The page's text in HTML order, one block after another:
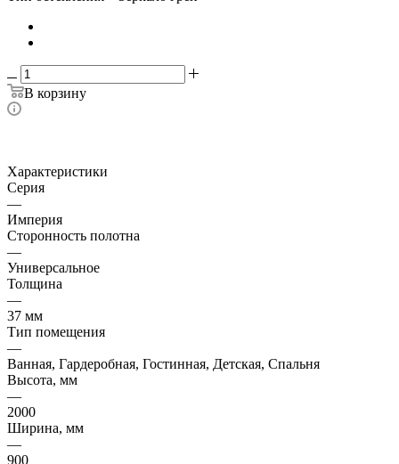
В корзину
Характеристики
Серия
—
Империя
Сторонность полотна
—
Универсальное
Толщина
—
37 мм
Тип помещения
—
Ванная, Гардеробная, Гостинная, Детская, Спальня
Высота, мм
—
2000
Ширина, мм
—
900